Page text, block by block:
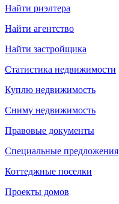
Найти риэлтера
Найти агентство
Найти застройщика
Статистика недвижимости
Куплю недвижимость
Сниму недвижимость
Правовые документы
Специальные предложения
Коттеджные поселки
Проекты домов